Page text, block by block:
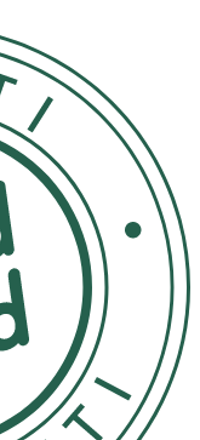
anvisning.
koncentrera
eller dödligt.
Brandfarlig
vid uppvärmning.
gnistor, öppen
förbjuden.
eller brännas,
solljus. Får inte
Förvaras
över
barn.